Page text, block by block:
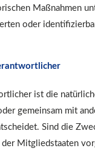
Maßnahmen
oder
ist die
gemeinsam mit
Sind die
Mitgliedstaaten